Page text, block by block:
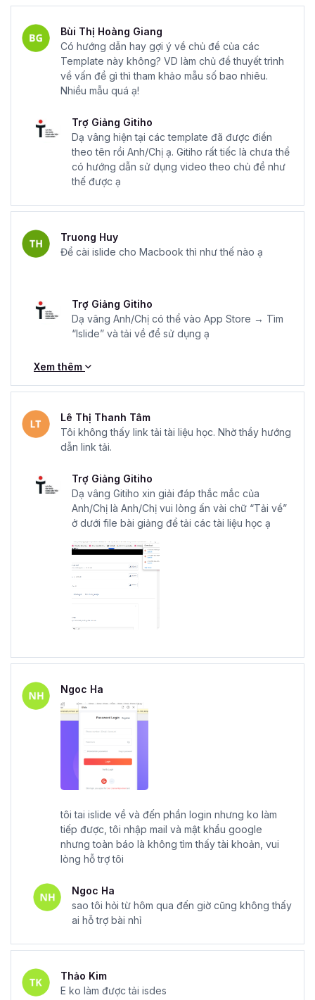
Bùi Thị Hoàng Giang
Có hướng dẫn hay gợi ý về chủ đề của các
Template này không? VD làm chủ đề thuyết trình
về vấn đề gì thì tham khảo mẫu số bao nhiêu.
Nhiều mẫu quá ạ!
Trợ Giảng Gitiho
Dạ vâng hiện tại các template đã được điền
theo tên rồi Anh/Chị ạ. Gitiho rất tiếc là chưa thể
có hướng dẫn sử dụng video theo chủ đề như
thế được ạ
Truong Huy
Để cài islide cho Macbook thì như thế nào ạ
Trợ Giảng Gitiho
Dạ vâng Anh/Chị có thể vào App Store → Tìm
“Islide” và tải về để sử dụng ạ
Xem thêm
Lê Thị Thanh Tâm
Tôi không thấy link tải tài liệu học. Nhờ thầy hướng
dẫn link tải.
Trợ Giảng Gitiho
Dạ vâng Gitiho xin giải đáp thắc mắc của
Anh/Chị là Anh/Chị vui lòng ấn vài chữ “Tải về”
ở dưới file bài giảng để tải các tài liệu học ạ
Ngoc Ha
tôi tai islide về và đến phần login nhưng ko làm
tiếp được, tôi nhập mail và mật khẩu google
nhưng toàn báo là không tìm thấy tài khoản, vui
lòng hỗ trợ tôi
Ngoc Ha
sao tôi hỏi từ hôm qua đến giờ cũng không thấy
ai hỗ trợ bài nhỉ
Thảo Kim
E ko làm được tải isdes